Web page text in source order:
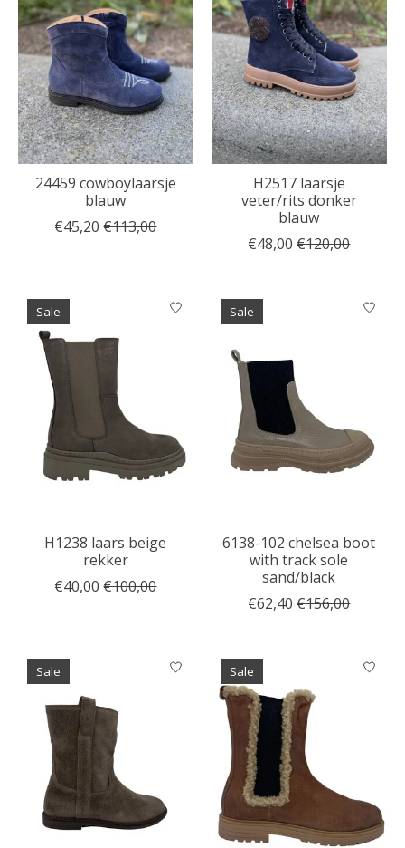
24459 cowboylaarsje
blauw
€45,20 €113,00
H2517 laarsje
veter/rits donker
blauw
€48,00 €120,00
Sale
H1238 laars beige
rekker
€40,00 €100,00
Sale
6138-102 chelsea boot
with track sole
sand/black
€62,40 €156,00
Sale Sale